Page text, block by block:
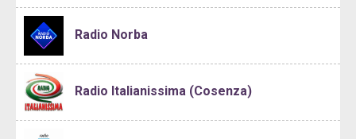
Radio Norba
Radio Italianissima (Cosenza)